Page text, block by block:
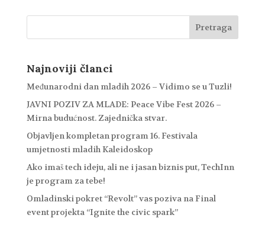
Najnoviji članci
Međunarodni dan mladih 2026 – Vidimo se u Tuzli!
JAVNI POZIV ZA MLADE: Peace Vibe Fest 2026 –
Mirna budućnost. Zajednička stvar.
Objavljen kompletan program 16. Festivala
umjetnosti mladih Kaleidoskop
Ako imaš tech ideju, ali ne i jasan biznis put, TechInn
je program za tebe!
Omladinski pokret “Revolt” vas poziva na Final
event projekta “Ignite the civic spark”